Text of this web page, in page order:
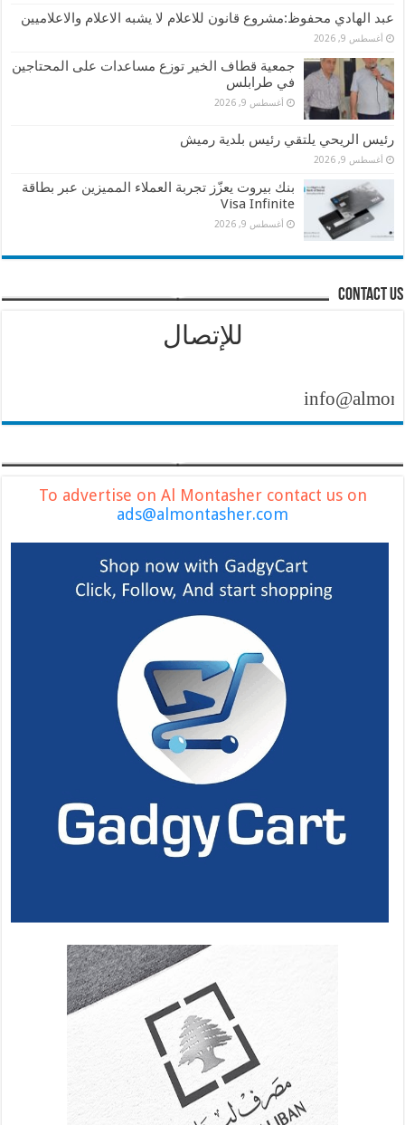
عبد الهادي محفوظ:مشروع قانون للاعلام لا يشبه الاعلام والاعلاميين
أغسطس 9, 2026
جمعية قطاف الخير توزع مساعدات على المحتاجين
في طرابلس
أغسطس 9, 2026
رئيس الريحي يلتقي رئيس بلدية رميش
أغسطس 9, 2026
بنك بيروت يعزّز تجربة العملاء المميزين عبر بطاقة
Visa Infinite
أغسطس 9, 2026
contact us
للإتصال
To advertise on Al Montasher contact us on
ads@almontasher.com